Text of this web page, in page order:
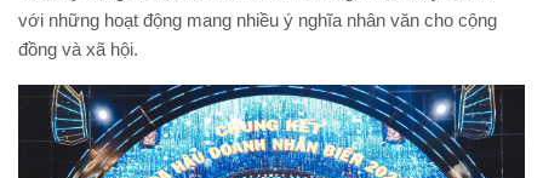
với những hoạt động mang nhiều ý nghĩa nhân văn cho cộng
đồng và xã hội.